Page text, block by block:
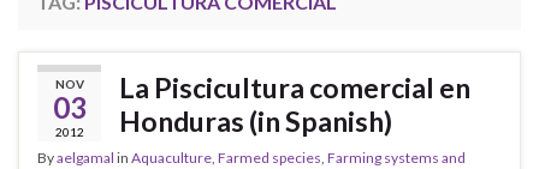
NOV
03
2012
La Piscicultura comercial en
Honduras (in Spanish)
Byaelgamal in Aquaculture, Farmed species, Farming systems and